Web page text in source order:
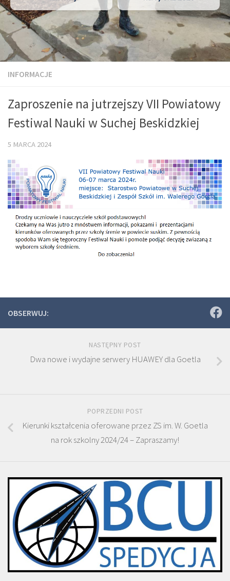
INFORMACJE
Zaproszenie na jutrzejszy VII Powiatowy
Festiwal Nauki w Suchej Beskidzkiej
5 MARCA 2024
OBSERWUJ:
NASTĘPNY POST
Dwa nowe i wydajne serwery HUAWEY dla Goetla
POPRZEDNI POST
Kierunki kształcenia oferowane przez ZS im. W. Goetla
na rok szkolny 2024/24 – Zapraszamy!